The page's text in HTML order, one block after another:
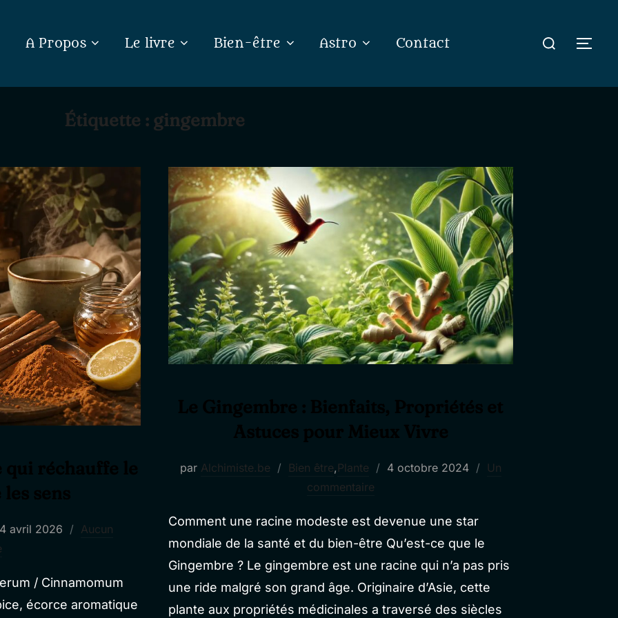
A Propos Le livre Bien-être Astro Contact
Rechercher :
Étiquette : gingembre
avril 2026
Aucun
/ Cinnamomum
écorce aromatique
par Alchimiste.be Bien être, Plante
Publié
4 octobre 2024
Un
commentaire
Comment une racine modeste est devenue une star
mondiale de la santé et du bien-être Qu’est-ce que le
Gingembre ? Le gingembre est une racine qui n’a pas pris
une ride malgré son grand âge. Originaire d’Asie, cette
plante aux propriétés médicinales a traversé des siècles